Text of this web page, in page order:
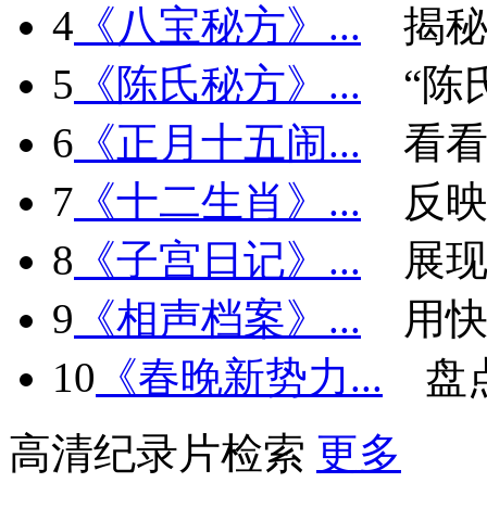
4 《八宝秘方》...
揭
5 《陈氏秘方》...
“陈
6 《正月十五闹...
看
7 《十二生肖》...
反
8 《子宫日记》...
展
9 《相声档案》...
用
10 《春晚新势力...
盘
高清纪录片检索 更多